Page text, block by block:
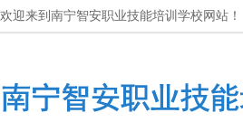
欢迎来到南宁智安职业技能培训学校网站！